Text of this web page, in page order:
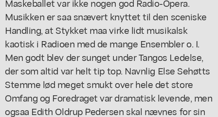
Musikken er saa snævert knyttet til den sceniske
Handling, at Stykket maa virke lidt musikalsk
kaotisk i Radioen med de mange Ensembler o. I.
Men godt blev der sunget under Tangos Ledelse,
der som altid var helt tip top. Navnlig Else Sehøtts
Stemme lød meget smukt over hele det store
Omfang og Foredraget var dramatisk levende, men
ogsaa Edith Oldrup Pedersen skal nævnes for sin